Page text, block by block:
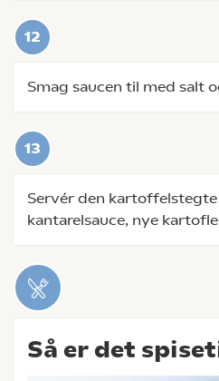
Smag saucen til med salt
Servér den
kantarelsauce, nye
Så er det